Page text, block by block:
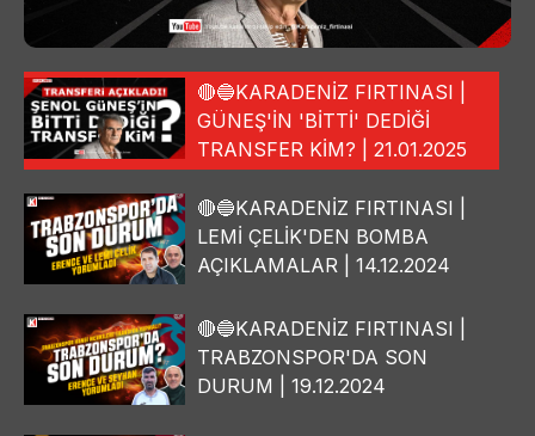
🔴🔵KARADENİZ FIRTINASI |
GÜNEŞ'İN 'BİTTİ' DEDİĞİ
TRANSFER KİM? | 21.01.2025
🔴🔵KARADENİZ FIRTINASI |
LEMİ ÇELİK'DEN BOMBA
AÇIKLAMALAR | 14.12.2024
🔴🔵KARADENİZ FIRTINASI |
TRABZONSPOR'DA SON
DURUM | 19.12.2024